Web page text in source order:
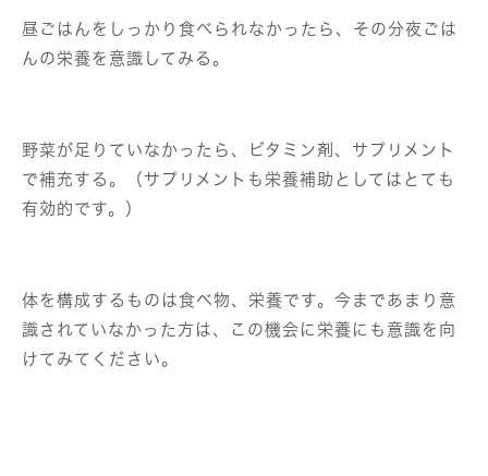
昼ごはんをしっかり食べられなかったら、その分夜ごは
んの栄養を意識してみる。
野菜が足りていなかったら、ビタミン剤、サプリメント
で補充する。（サプリメントも栄養補助としてはとても
有効的です。）
体を構成するものは食べ物、栄養です。今まであまり意
識されていなかった方は、この機会に栄養にも意識を向
けてみてください。